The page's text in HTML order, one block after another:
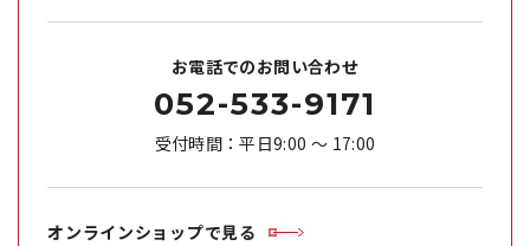
お電話でのお問い合わせ
052-533-9171
受付時間：平日9:00 ～ 17:00
オンラインショップで見る